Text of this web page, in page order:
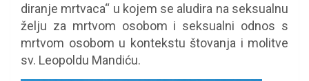
diranje mrtvaca“ u kojem se aludira na seksualnu
želju za mrtvom osobom i seksualni odnos s
mrtvom osobom u kontekstu štovanja i molitve
sv. Leopoldu Mandiću.